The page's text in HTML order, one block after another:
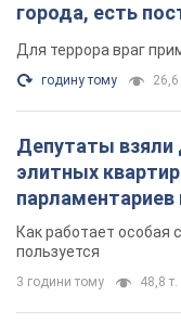
города, есть
Для террора враг
годину тому 26,6
Депутаты взяли
элитных
парламентариев
поселился
Как работает особая
пользуется
3 години тому 48,8 т.